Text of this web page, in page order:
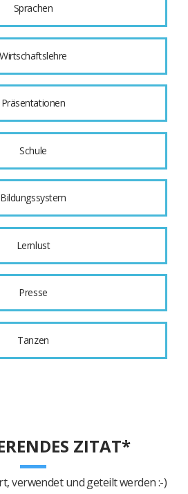
Sprachen
Wirtschaftslehre
Präsentationen
Schule
Bildungssystem
Lernlust
Presse
Tanzen
ZITAT*
verwendet und geteilt werden :-)